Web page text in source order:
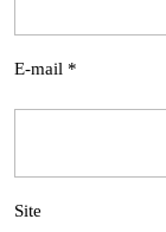
E-mail *
Site